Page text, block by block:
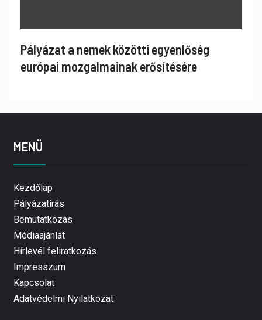
Pályázat a nemek közötti egyenlőség
európai mozgalmainak erősítésére
MENÜ
Kezdőlap
Pályázatírás
Bemutatkozás
Médiaajánlat
Hírlevél feliratkozás
Impresszum
Kapcsolat
Adatvédelmi Nyilatkozat